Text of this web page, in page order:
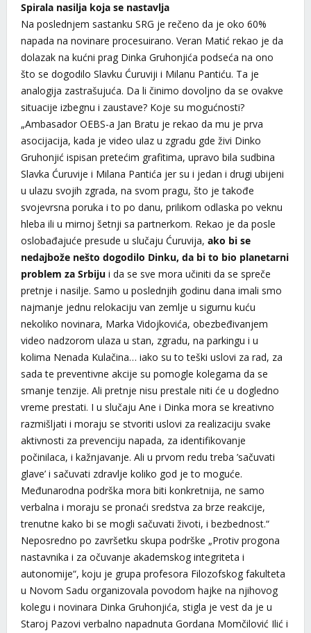
Spirala nasilja koja se nastavlja
Na poslednjem sastanku SRG je rečeno da je oko 60%
napada na novinare procesuirano. Veran Matić rekao je da
dolazak na kućni prag Dinka Gruhonjića podseća na ono
što se dogodilo Slavku Ćuruviji i Milanu Pantiću. Ta je
analogija zastrašujuća. Da li činimo dovoljno da se ovakve
situacije izbegnu i zaustave? Koje su mogućnosti?
„Ambasador OEBS-a Jan Bratu je rekao da mu je prva
asocijacija, kada je video ulaz u zgradu gde živi Dinko
Gruhonjić ispisan pretećim grafitima, upravo bila sudbina
Slavka Ćuruvije i Milana Pantića jer su i jedan i drugi ubijeni
u ulazu svojih zgrada, na svom pragu, što je takođe
svojevrsna poruka i to po danu, prilikom odlaska po veknu
hleba ili u mirnoj šetnji sa partnerkom. Rekao je da posle
oslobađajuće presude u slučaju Ćuruvija, ako bi se
nedajbože nešto dogodilo Dinku, da bi to bio planetarni
problem za Srbijui da se sve mora učiniti da se spreče
pretnje i nasilje. Samo u poslednjih godinu dana imali smo
najmanje jednu relokaciju van zemlje u sigurnu kuću
nekoliko novinara, Marka Vidojkovića, obezbeđivanjem
video nadzorom ulaza u stan, zgradu, na parkingu i u
kolima Nenada Kulačina… iako su to teški uslovi za rad, za
sada te preventivne akcije su pomogle kolegama da se
smanje tenzije. Ali pretnje nisu prestale niti će u dogledno
vreme prestati. I u slučaju Ane i Dinka mora se kreativno
razmišljati i moraju se stvoriti uslovi za realizaciju svake
aktivnosti za prevenciju napada, za identifikovanje
počinilaca, i kažnjavanje. Ali u prvom redu treba ’sačuvati
glave’ i sačuvati zdravlje koliko god je to moguće.
Međunarodna podrška mora biti konkretnija, ne samo
verbalna i moraju se pronaći sredstva za brze reakcije,
trenutne kako bi se mogli sačuvati životi, i bezbednost.“
Neposredno po završetku skupa podrške „Protiv progona
nastavnika i za očuvanje akademskog integriteta i
autonomije“, koju je grupa profesora Filozofskog fakulteta
u Novom Sadu organizovala povodom hajke na njihovog
kolegu i novinara Dinka Gruhonjića, stigla je vest da je u
Staroj Pazovi verbalno napadnuta Gordana Momčilović Ilić i